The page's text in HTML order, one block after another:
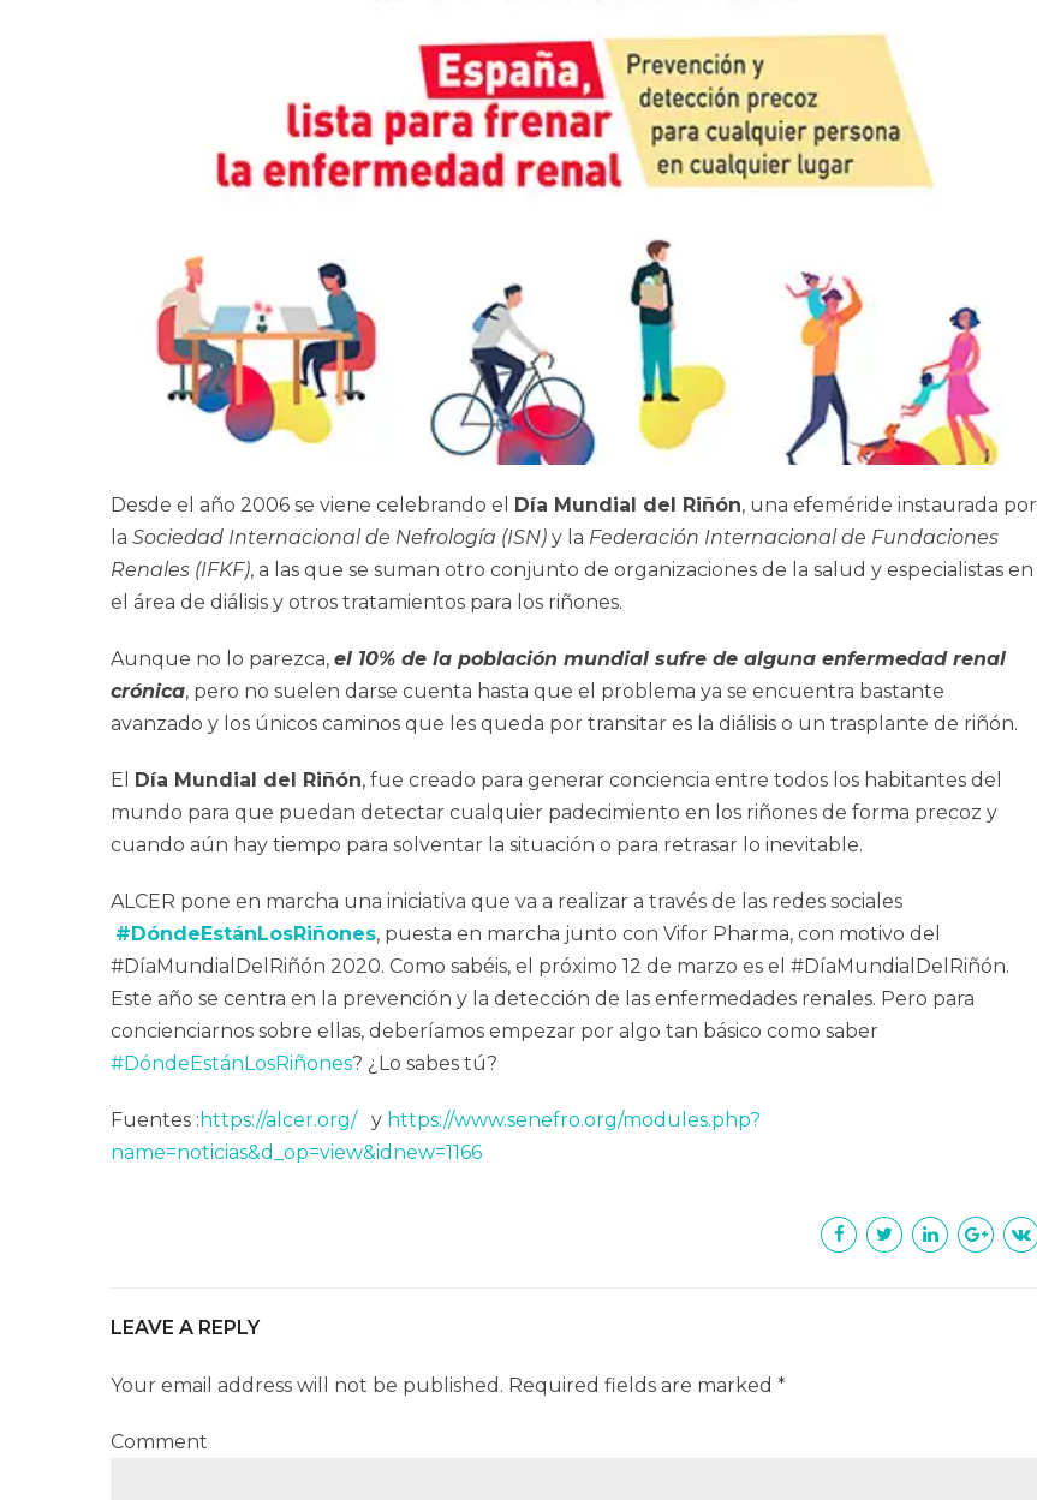
Desde el año 2006 se viene celebrando el Día Mundial del Riñón, una efeméride instaurada por
la Sociedad Internacional de Nefrología (ISN) y la Federación Internacional de Fundaciones
Renales (IFKF), a las que se suman otro conjunto de organizaciones de la salud y especialistas en
el área de diálisis y otros tratamientos para los riñones.
Aunque no lo parezca, el 10% de la población mundial sufre de alguna enfermedad renal
crónica, pero no suelen darse cuenta hasta que el problema ya se encuentra bastante
avanzado y los únicos caminos que les queda por transitar es la diálisis o un trasplante de riñón.
El Día Mundial del Riñón, fue creado para generar conciencia entre todos los habitantes del
mundo para que puedan detectar cualquier padecimiento en los riñones de forma precoz y
cuando aún hay tiempo para solventar la situación o para retrasar lo inevitable.
ALCER pone en marcha una iniciativa que va a realizar a través de las redes sociales
#DóndeEstánLosRiñones, puesta en marcha junto con Vifor Pharma, con motivo del
#DíaMundialDelRiñón 2020. Como sabéis, el próximo 12 de marzo es el #DíaMundialDelRiñón.
Este año se centra en la prevención y la detección de las enfermedades renales. Pero para
concienciarnos sobre ellas, deberíamos empezar por algo tan básico como saber
#DóndeEstánLosRiñones? ¿Lo sabes tú?
Fuentes : https://alcer.org/ y https://www.senefro.org/modules.php?
name=noticias&d_op=view&idnew=1166
LEAVE A REPLY
Your email address will not be published. Required fields are marked *
Comment